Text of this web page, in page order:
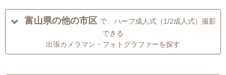
富山県の他の市区 で、ハーフ成人式（1/2成人式）撮影
できる
出張カメラマン・フォトグラファーを探す